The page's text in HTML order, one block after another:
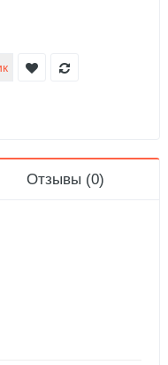
Отзывы (0)